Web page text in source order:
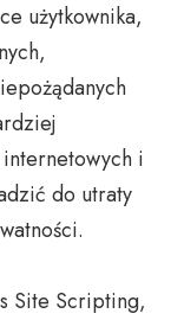
użytkownika,
i
do utraty
Site Scripting,